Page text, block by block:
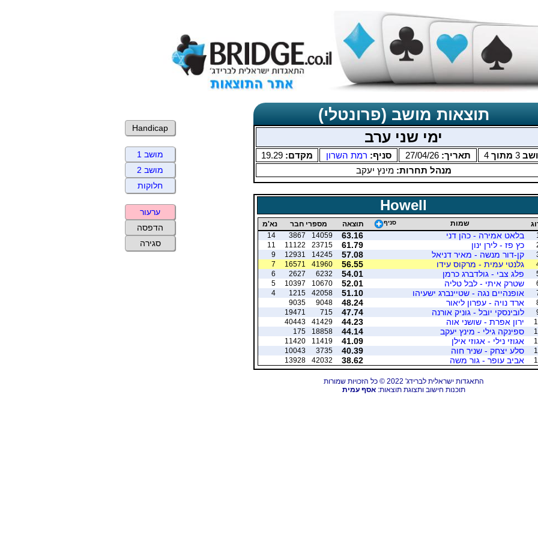
תוצאות מושב (פרונטלי)
ימי שני ערב
3 מתוך 4 תאריך:27/04/26 סניף: רמת השרון מקדם: 19.29
מנהל תחרות:מינץ יעקב
Howell
שמות סניף תוצאה מספרי חבר
נא'מ
1
בלאט אמירה - כהן דני 63.16
14059
3867
14
כץ פז - לירן ינון 61.79
23715
11122
11
קן-דור מנשה - מאיר דניאל 57.08
14245
12931
9
גלנטי עמית - מרקוס עידו 56.55
41960
16571
7
פלג צבי - גולדברג כרמן 54.01
6232
2627
6
שטרק איתי - לבל טליה 52.01
10670
10397
5
אופנהיים נגה - שטיינברג ישעיהו 51.10
42058
1215
4
ארד נויה - עפרון ליאור 48.24
9048
9035
לובינסקי יובל - גוניק אורנה 47.74
715
19471
ירון אפרת - שושני אוה 44.23
41429
40443
ספינקה גילי - מינץ יעקב 44.14
18858
175
אגוזי נילי - אגוזי אילן 41.09
11419
11420
סלע יצחק - שניר חוה 40.39
3735
10043
אביב עופר - גור משה 38.62
42032
13928
התאגדות ישראלית לברידג' 2022 © כל הזכויות שמורות
תוכנות חישוב ותצוגת תוצאות:אסף עמית
Handicap
מושב 1
מושב 2
חלוקות
ערעור
הדפסה
סגירה